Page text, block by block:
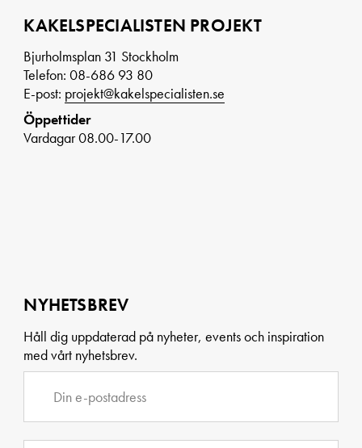
KAKELSPECIALISTEN PROJEKT
Bjurholmsplan 31 Stockholm
Telefon: 08-686 93 80
E-post: projekt@kakelspecialisten.se
Öppettider
Vardagar 08.00-17.00
NYHETSBREV
Håll dig uppdaterad på nyheter, events och inspiration
med vårt nyhetsbrev.